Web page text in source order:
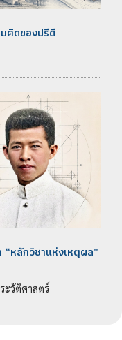
คิดของปรีดี
หลักวิชาแห่งเหตุผล”
วัติศาสตร์